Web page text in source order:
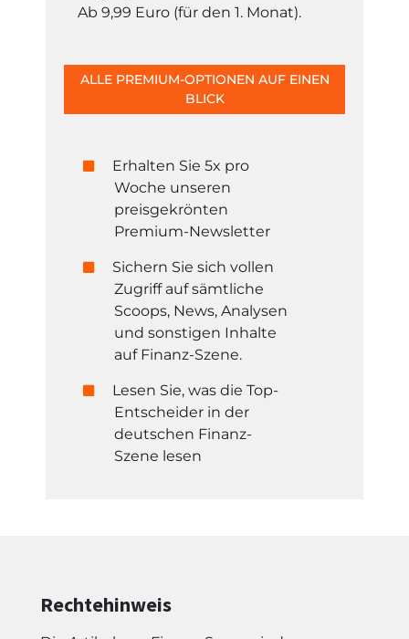
Ab 9,99 Euro (für den 1. Monat).
ALLE PREMIUM-OPTIONEN AUF EINEN
BLICK
Erhalten Sie 5x pro
Woche unseren
preisgekrönten
Premium-Newsletter
Sichern Sie sich vollen
Zugriff auf sämtliche
Scoops, News, Analysen
und sonstigen Inhalte
auf Finanz-Szene.
Lesen Sie, was die Top-
Entscheider in der
deutschen Finanz-
Szene lesen
Rechtehinweis